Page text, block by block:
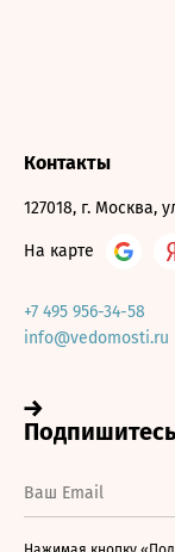
Контакты
127018, г. Москва,
На карте
+7 495 956-34-58
info@vedomosti.ru